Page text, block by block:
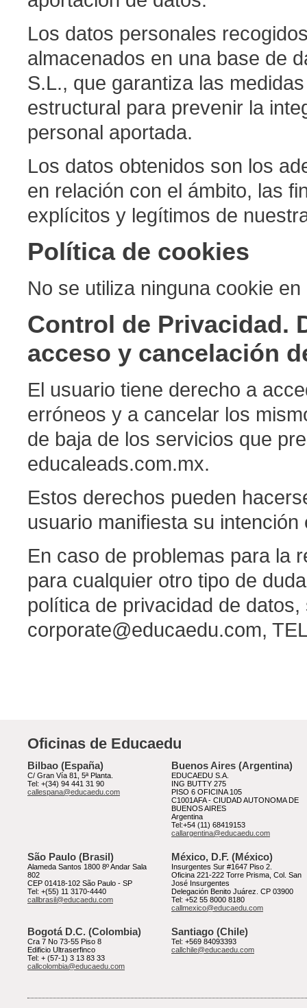
Los datos personales
almacenados en una base de
S.L., que garantiza las
estructural para prevenir la
personal aportada.
Los datos obtenidos son los
en relación con el ámbito, las
explícitos y legítimos de
Política de cookies
No se utiliza ninguna cookie
Control de Privacidad.
acceso y cancelación
El usuario tiene derecho a
erróneos y a cancelar los
de baja de los servicios que
educaleads.com.mx.
Estos derechos pueden
usuario manifiesta su
En caso de problemas para la
para cualquier otro tipo de
política de privacidad de
corporate@educaedu.com,
Oficinas de Educaedu
Bilbao (España)
C/ Gran Vía 81, 5ª Planta.
Tel: +(34) 94 441 31 90
callespana@educaedu.com
Buenos Aires (Argentina)
EDUCAEDU S.A.
ING BUTTY 275
PISO 6 OFICINA 105
C1001AFA - CIUDAD AUTONOMA DE
BUENOS AIRES
Argentina
Tel:+54 (11) 68419153
callargentina@educaedu.com
São Paulo (Brasil)
Alameda Santos 1800 8º Andar Sala
802
CEP 01418-102 São Paulo - SP
Tel: +(55) 11 3170-4440
callbrasil@educaedu.com
México, D.F. (México)
Insurgentes Sur #1647 Piso 2.
Oficina 221-222 Torre Prisma, Col. San
José Insurgentes
Delegación Benito Juárez. CP 03900
Tel: +52 55 8000 8180
callmexico@educaedu.com
Bogotá D.C. (Colombia)
Cra 7 No 73-55 Piso 8
Edificio Ultraserfinco
Tel: + (57-1) 3 13 83 33
callcolombia@educaedu.com
Santiago (Chile)
Tel: +569 84093393
callchile@educaedu.com